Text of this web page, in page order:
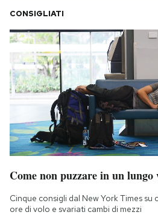
CONSIGLIATI
Come non puzzare in un lungo
Cinque consigli dal New York Times su
ore di volo e svariati cambi di mezzi